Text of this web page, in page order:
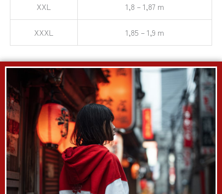
XXL 1,8 – 1,87 m
XXXL 1,85 – 1,9 m